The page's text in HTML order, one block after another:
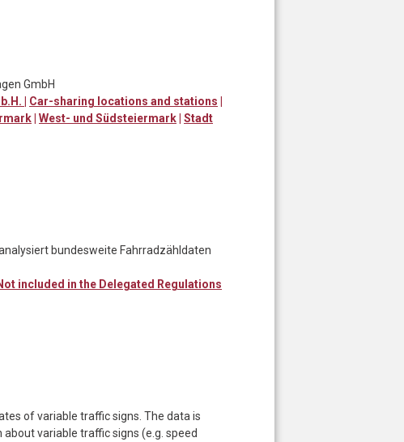
GmbH
| Car-sharing locations and stations |
| West- und Südsteiermark| Stadt
bundesweite Fahrradzähldaten
included in the Delegated Regulations
of variable traffic signs. The data is
variable traffic signs (e.g. speed